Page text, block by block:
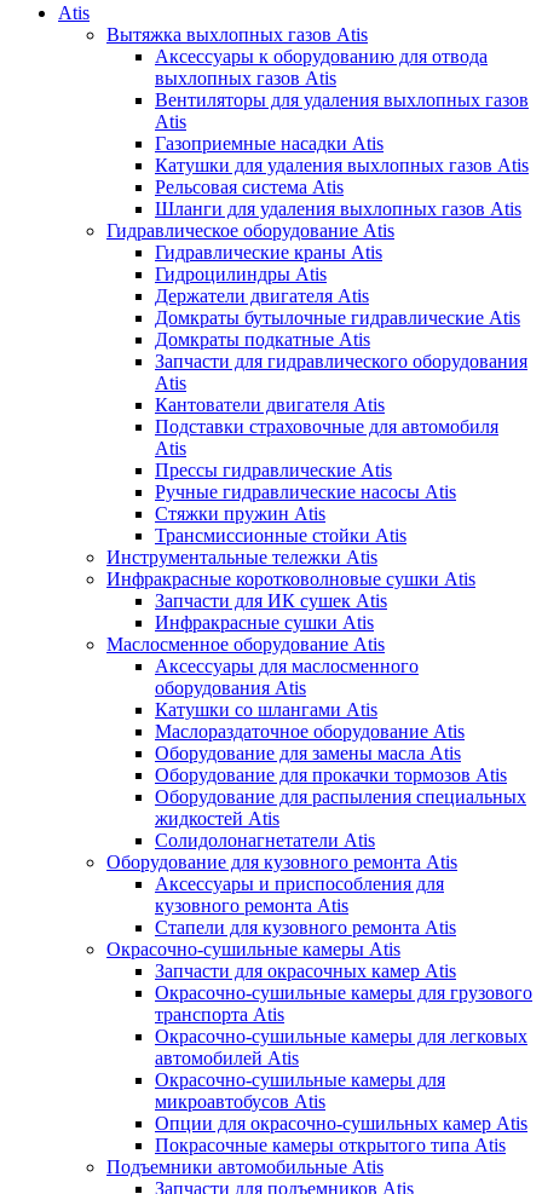
Atis
Вытяжка выхлопных газов Atis
Аксессуары к оборудованию для отвода
выхлопных газов Atis
Вентиляторы для удаления выхлопных газов
Atis
Газоприемные насадки Atis
Катушки для удаления выхлопных газов Atis
Рельсовая система Atis
Шланги для удаления выхлопных газов Atis
Гидравлическое оборудование Atis
Гидравлические краны Atis
Гидроцилиндры Atis
Держатели двигателя Atis
Домкраты бутылочные гидравлические Atis
Домкраты подкатные Atis
Запчасти для гидравлического оборудования
Atis
Кантователи двигателя Atis
Подставки страховочные для автомобиля
Atis
Прессы гидравлические Atis
Ручные гидравлические насосы Atis
Стяжки пружин Atis
Трансмиссионные стойки Atis
Инструментальные тележки Atis
Инфракрасные коротковолновые сушки Atis
Запчасти для ИК сушек Atis
Инфракрасные сушки Atis
Маслосменное оборудование Atis
Аксессуары для маслосменного
оборудования Atis
Катушки со шлангами Atis
Маслораздаточное оборудование Atis
Оборудование для замены масла Atis
Оборудование для прокачки тормозов Atis
Оборудование для распыления специальных
жидкостей Atis
Солидолонагнетатели Atis
Оборудование для кузовного ремонта Atis
Аксессуары и приспособления для
кузовного ремонта Atis
Стапели для кузовного ремонта Atis
Окрасочно-сушильные камеры Atis
Запчасти для окрасочных камер Atis
Окрасочно-сушильные камеры для грузового
транспорта Atis
Окрасочно-сушильные камеры для легковых
автомобилей Atis
Окрасочно-сушильные камеры для
микроавтобусов Atis
Опции для окрасочно-сушильных камер Atis
Покрасочные камеры открытого типа Atis
Подъемники автомобильные Atis
Запчасти для подъемников Atis